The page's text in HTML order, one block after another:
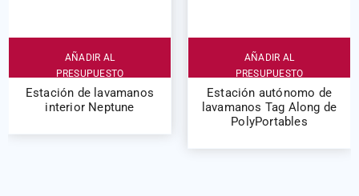
AÑADIR AL
PRESUPUESTO
Estación de lavamanos
interior Neptune
AÑADIR AL
PRESUPUESTO
Estación autónomo de
lavamanos Tag Along de
PolyPortables